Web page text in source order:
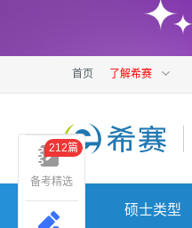
首页 了解希赛
硕士类型
备考精选
212篇